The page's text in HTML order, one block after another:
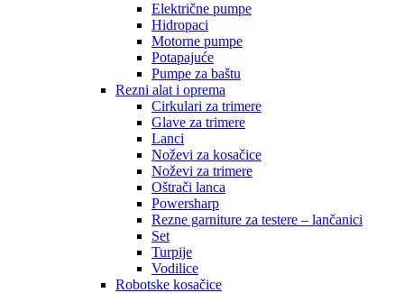
Električne pumpe
Hidropaci
Motorne pumpe
Potapajuće
Pumpe za baštu
Rezni alat i oprema
Cirkulari za trimere
Glave za trimere
Lanci
Noževi za kosačice
Noževi za trimere
Oštrači lanca
Powersharp
Rezne garniture za testere – lančanici
Set
Turpije
Vodilice
Robotske kosačice